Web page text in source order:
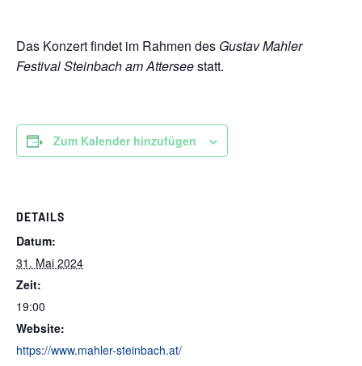
Das Konzert findet im Rahmen des Gustav Mahler
Festival Steinbach am Atterseestatt.
Zum Kalender hinzufügen
DETAILS
Datum:
31. Mai 2024
Zeit:
19:00
Website:
https://www.mahler-steinbach.at/